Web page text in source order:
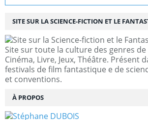
SITE SUR LA SCIENCE-FICTION ET LE
Site sur toute la culture des genres
Cinéma, Livre, Jeux, Théâtre. Présent
festivals de film fantastique e de
et conventions.
À PROPOS